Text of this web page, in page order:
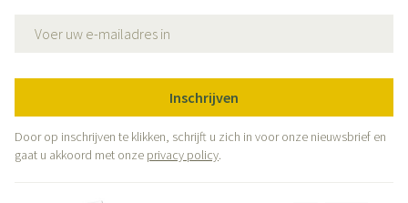
Inschrijven
Door op inschrijven te klikken, schrijft u zich in voor onze nieuwsbrief en
gaat u akkoord met onze privacy policy.